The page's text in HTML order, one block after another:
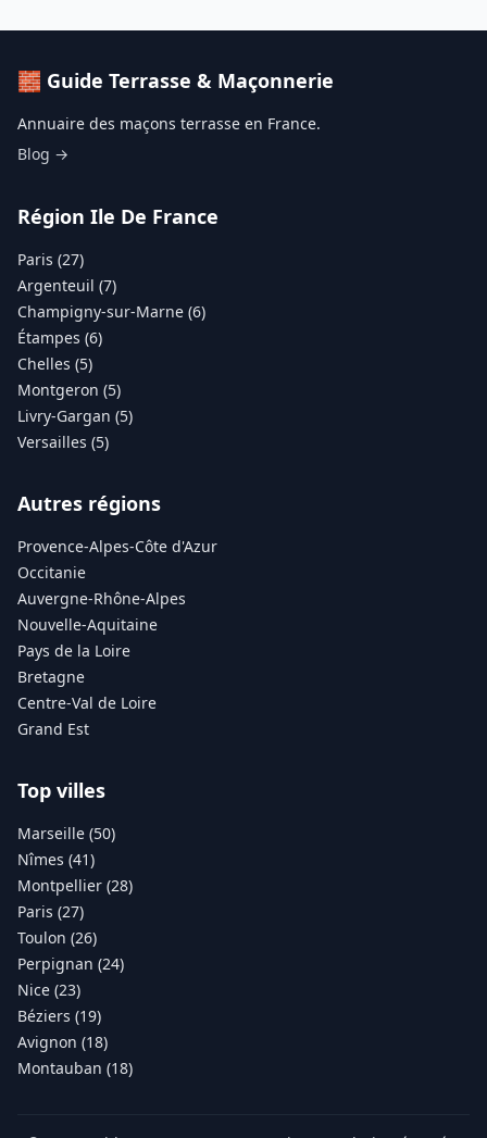
🧱 Guide Terrasse & Maçonnerie
Annuaire des maçons terrasse en France.
Blog →
Région Ile De France
Paris (27)
Argenteuil (7)
Champigny-sur-Marne (6)
Étampes (6)
Chelles (5)
Montgeron (5)
Livry-Gargan (5)
Versailles (5)
Autres régions
Provence-Alpes-Côte d'Azur
Occitanie
Auvergne-Rhône-Alpes
Nouvelle-Aquitaine
Pays de la Loire
Bretagne
Centre-Val de Loire
Grand Est
Top villes
Marseille (50)
Nîmes (41)
Montpellier (28)
Paris (27)
Toulon (26)
Perpignan (24)
Nice (23)
Béziers (19)
Avignon (18)
Montauban (18)